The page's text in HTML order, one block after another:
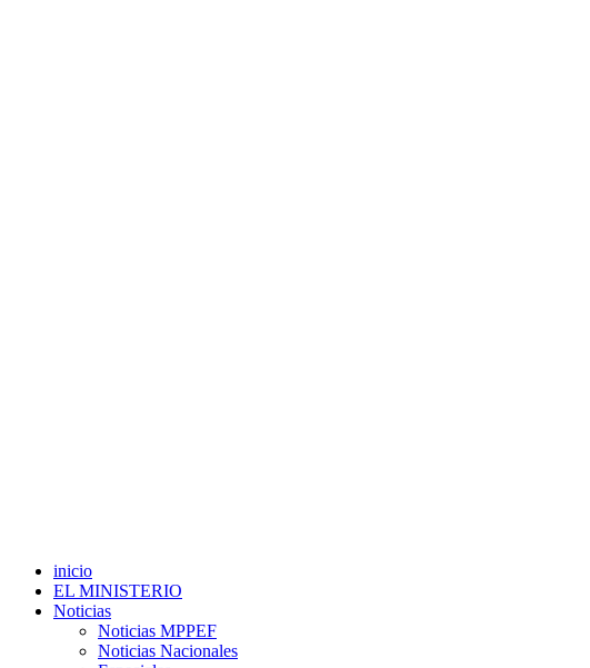
inicio
EL MINISTERIO
Noticias
Noticias MPPEF
Noticias Nacionales